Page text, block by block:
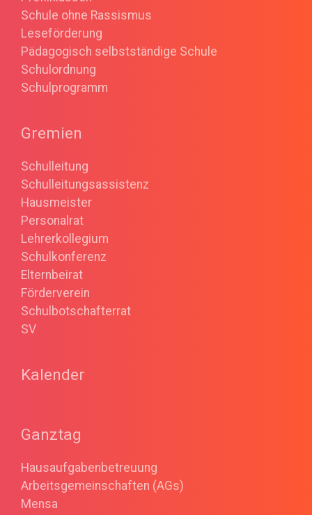
Schule ohne Rassismus
Leseförderung
Pädagogisch selbstständige Schule
Schulordnung
Schulprogramm
Gremien
Schulleitung
Schulleitungsassistenz
Hausmeister
Personalrat
Lehrerkollegium
Schulkonferenz
Elternbeirat
Förderverein
Schulbotschafterrat
SV
Kalender
Ganztag
Hausaufgabenbetreuung
Arbeitsgemeinschaften (AGs)
Mensa